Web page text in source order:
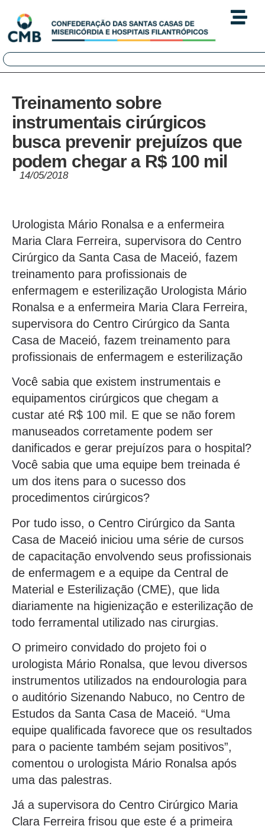
Treinamento sobre
instrumentais cirúrgicos
busca prevenir prejuízos que
podem chegar a R$ 100 mil
14/05/2018
Urologista Mário Ronalsa e a enfermeira
Maria Clara Ferreira, supervisora do Centro
Cirúrgico da Santa Casa de Maceió, fazem
treinamento para profissionais de
enfermagem e esterilização Urologista Mário
Ronalsa e a enfermeira Maria Clara Ferreira,
supervisora do Centro Cirúrgico da Santa
Casa de Maceió, fazem treinamento para
profissionais de enfermagem e esterilização
Você sabia que existem instrumentais e
equipamentos cirúrgicos que chegam a
custar até R$ 100 mil. E que se não forem
manuseados corretamente podem ser
danificados e gerar prejuízos para o hospital?
Você sabia que uma equipe bem treinada é
um dos itens para o sucesso dos
procedimentos cirúrgicos?
Por tudo isso, o Centro Cirúrgico da Santa
Casa de Maceió iniciou uma série de cursos
de capacitação envolvendo seus profissionais
de enfermagem e a equipe da Central de
Material e Esterilização (CME), que lida
diariamente na higienização e esterilização de
todo ferramental utilizado nas cirurgias.
O primeiro convidado do projeto foi o
urologista Mário Ronalsa, que levou diversos
instrumentos utilizados na endourologia para
o auditório Sizenando Nabuco, no Centro de
Estudos da Santa Casa de Maceió. “Uma
equipe qualificada favorece que os resultados
para o paciente também sejam positivos”,
comentou o urologista Mário Ronalsa após
uma das palestras.
Já a supervisora do Centro Cirúrgico Maria
Clara Ferreira frisou que este é a primeira